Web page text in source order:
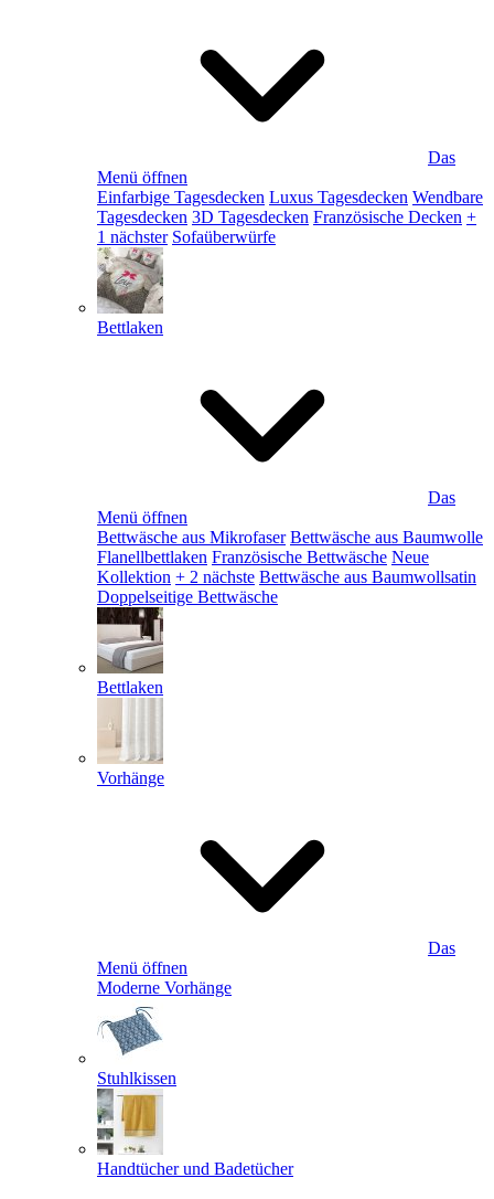
Das
Menü öffnen
Einfarbige Tagesdecken Luxus Tagesdecken Wendbare
Tagesdecken 3D Tagesdecken Französische Decken +
1 nächster Sofaüberwürfe
Bettlaken
Das
Menü öffnen
Bettwäsche aus Mikrofaser Bettwäsche aus Baumwolle
Flanellbettlaken Französische Bettwäsche Neue
Kollektion + 2 nächste Bettwäsche aus Baumwollsatin
Doppelseitige Bettwäsche
Bettlaken
Vorhänge
Das
Menü öffnen
Moderne Vorhänge
Stuhlkissen
Handtücher und Badetücher